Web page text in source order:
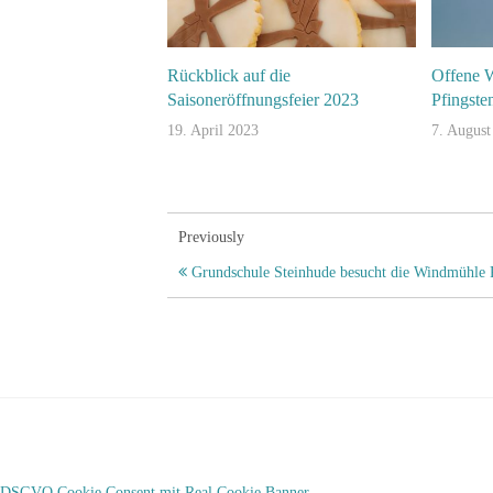
Rückblick auf die
Saisoneröffnungsfeier 2023
19. April 2023
Offene
7.
Previously
Grundschule Steinhude besucht die Windmühle